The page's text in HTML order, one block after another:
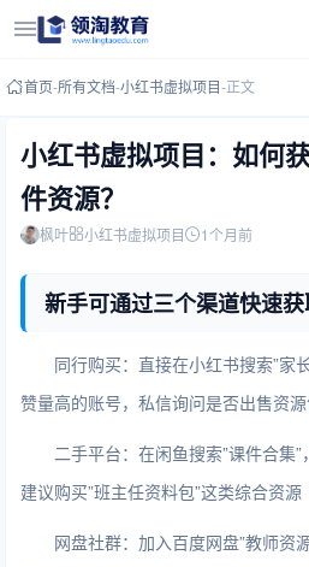
首页-所有文档-小红书虚拟项目-正文
小红书虚拟项目：如何
件资源？
枫叶 小红书虚拟项目 1个月前
新手可通过三个渠道快速获
同行购买：直接在小红书搜索”家
赞量高的账号，私信询问是否出售资源
二手平台：在闲鱼搜索”课件合集”
建议购买”班主任资料包”这类综合资源
网盘社群：加入百度网盘”教师资